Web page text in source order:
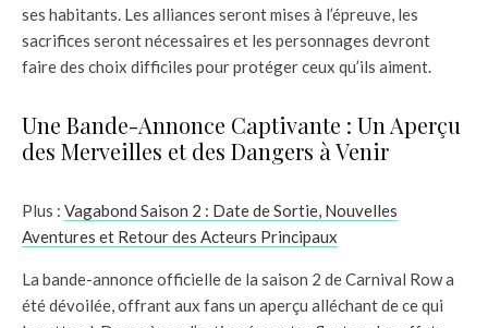
ses habitants. Les alliances seront mises à l’épreuve, les
sacrifices seront nécessaires et les personnages devront
faire des choix difficiles pour protéger ceux qu’ils aiment.
Une Bande-Annonce Captivante : Un Aperçu
des Merveilles et des Dangers à Venir
Plus : Vagabond Saison 2 : Date de Sortie, Nouvelles
Aventures et Retour des Acteurs Principaux
La bande-annonce officielle de la saison 2 de Carnival Row a
été dévoilée, offrant aux fans un aperçu alléchant de ce qui